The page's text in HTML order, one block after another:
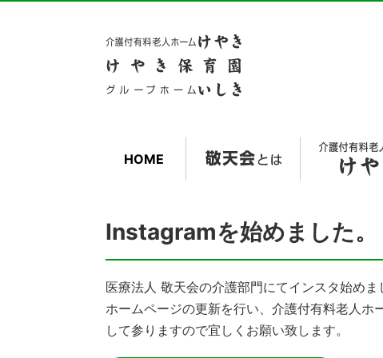
HOME
Instagramを始めました。
医療法人 敬天会の介護部門にてインスタ始めま
ホームページの更新を行い、介護付有料老人
して参りますので宜しくお願い致します。